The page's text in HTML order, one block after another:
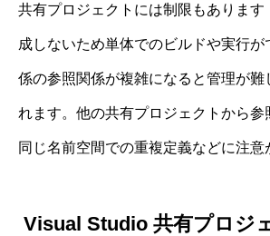
共有プロジェクトには制限もあります
成しないため単体でのビルドや実行が
係の参照関係が複雑になると管理が難
れます。他の共有プロジェクトから参
同じ名前空間での重複定義などに注意
Visual Studio 共有プロジ